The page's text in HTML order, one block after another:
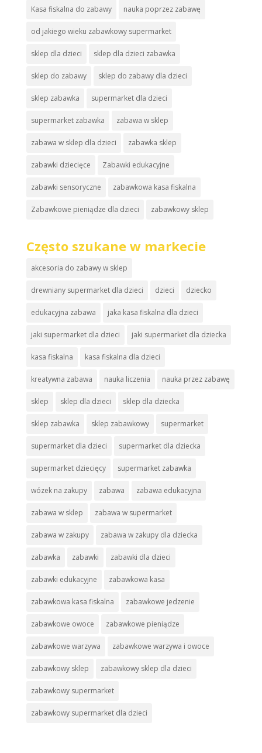
Kasa fiskalna do zabawy nauka poprzez zabawę
od jakiego wieku zabawkowy supermarket
sklep dla dzieci sklep dla dzieci zabawka
sklep do zabawy sklep do zabawy dla dzieci
sklep zabawka supermarket dla dzieci
supermarket zabawka zabawa w sklep
zabawa w sklep dla dzieci zabawka sklep
zabawki dziecięce Zabawki edukacyjne
zabawki sensoryczne zabawkowa kasa fiskalna
Zabawkowe pieniądze dla dzieci zabawkowy sklep
Często szukane w markecie
akcesoria do zabawy w sklep
drewniany supermarket dla dzieci dzieci dziecko
edukacyjna zabawa jaka kasa fiskalna dla dzieci
jaki supermarket dla dzieci jaki supermarket dla dziecka
kasa fiskalna kasa fiskalna dla dzieci
kreatywna zabawa nauka liczenia nauka przez zabawę
sklep sklep dla dzieci sklep dla dziecka
sklep zabawka sklep zabawkowy supermarket
supermarket dla dzieci supermarket dla dziecka
supermarket dziecięcy supermarket zabawka
wózek na zakupy zabawa zabawa edukacyjna
zabawa w sklep zabawa w supermarket
zabawa w zakupy zabawa w zakupy dla dziecka
zabawka zabawki zabawki dla dzieci
zabawki edukacyjne zabawkowa kasa
zabawkowa kasa fiskalna zabawkowe jedzenie
zabawkowe owoce zabawkowe pieniądze
zabawkowe warzywa zabawkowe warzywa i owoce
zabawkowy sklep zabawkowy sklep dla dzieci
zabawkowy supermarket
zabawkowy supermarket dla dzieci